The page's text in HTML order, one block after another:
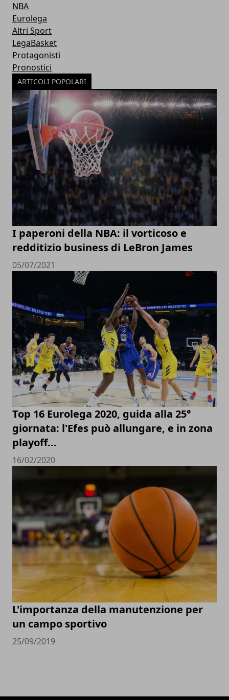
NBA
Eurolega
Altri Sport
LegaBasket
Protagonisti
Pronostici
ARTICOLI POPOLARI
I paperoni della NBA: il vorticoso e
redditizio business di LeBron James
05/07/2021
Top 16 Eurolega 2020, guida alla 25°
giornata: l'Efes può allungare, e in zona
playoff...
16/02/2020
L'importanza della manutenzione per
un campo sportivo
25/09/2019